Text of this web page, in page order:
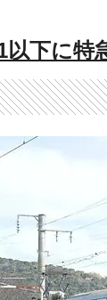
以下に